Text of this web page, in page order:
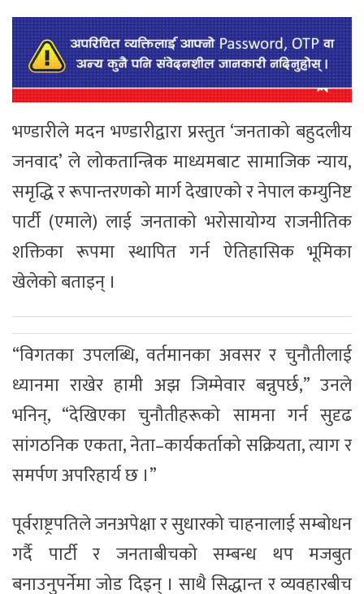
भण्डारीले मदन भण्डारीद्वारा प्रस्तुत ‘जनताको बहुदलीय
जनवाद’ ले लोकतान्त्रिक माध्यमबाट सामाजिक न्याय,
समृद्धि र रूपान्तरणको मार्ग देखाएको र नेपाल कम्युनिष्ट
पार्टी (एमाले) लाई जनताको भरोसायोग्य राजनीतिक
शक्तिका रूपमा स्थापित गर्न ऐतिहासिक भूमिका
खेलेको बताइन् ।
“विगतका उपलब्धि, वर्तमानका अवसर र चुनौतीलाई
ध्यानमा राखेर हामी अझ जिम्मेवार बन्नुपर्छ,” उनले
भनिन्, “देखिएका चुनौतीहरूको सामना गर्न सुदृढ
सांगठनिक एकता, नेता–कार्यकर्ताको सक्रियता, त्याग र
समर्पण अपरिहार्य छ ।”
पूर्वराष्ट्रपतिले जनअपेक्षा र सुधारको चाहनालाई सम्बोधन
गर्दै पार्टी र जनताबीचको सम्बन्ध थप मजबुत
बनाउनुपर्नेमा जोड दिइन् । साथै सिद्धान्त र व्यवहारबीच